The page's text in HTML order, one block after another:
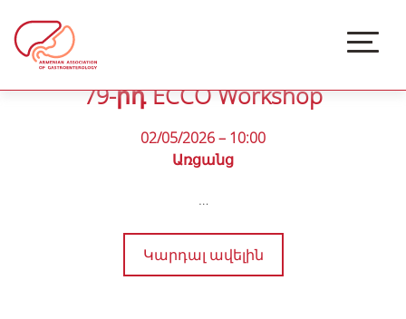
79-րդ ECCO Workshop
02/05/2026 – 10:00
Առցանց
…
Կարդալ ավելին